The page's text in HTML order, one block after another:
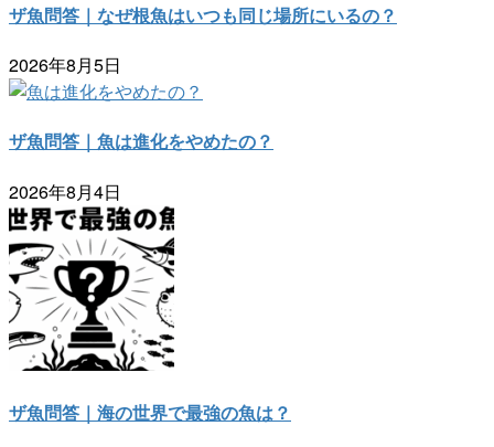
ザ魚問答｜なぜ根魚はいつも同じ場所にいるの？
2026年8月5日
ザ魚問答｜魚は進化をやめたの？
2026年8月4日
ザ魚問答｜海の世界で最強の魚は？